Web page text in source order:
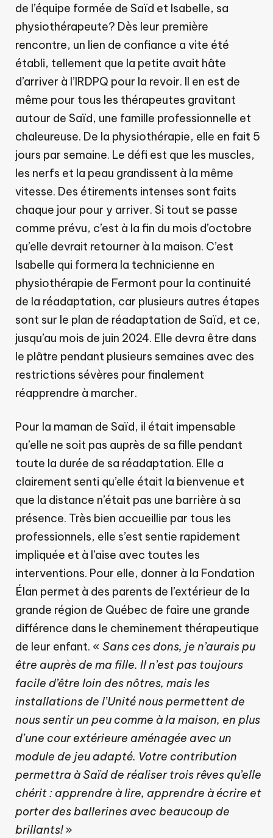
de l’équipe formée de Saïd et Isabelle, sa
physiothérapeute? Dès leur première
rencontre, un lien de confiance a vite été
établi, tellement que la petite avait hâte
d’arriver à l’IRDPQ pour la revoir. Il en est de
même pour tous les thérapeutes gravitant
autour de Saïd, une famille professionnelle et
chaleureuse. De la physiothérapie, elle en fait 5
jours par semaine. Le défi est que les muscles,
les nerfs et la peau grandissent à la même
vitesse. Des étirements intenses sont faits
chaque jour pour y arriver. Si tout se passe
comme prévu, c’est à la fin du mois d’octobre
qu’elle devrait retourner à la maison. C’est
Isabelle qui formera la technicienne en
physiothérapie de Fermont pour la continuité
de la réadaptation, car plusieurs autres étapes
sont sur le plan de réadaptation de Saïd, et ce,
jusqu’au mois de juin 2024. Elle devra être dans
le plâtre pendant plusieurs semaines avec des
restrictions sévères pour finalement
réapprendre à marcher.
Pour la maman de Saïd, il était impensable
qu’elle ne soit pas auprès de sa fille pendant
toute la durée de sa réadaptation. Elle a
clairement senti qu’elle était la bienvenue et
que la distance n’était pas une barrière à sa
présence. Très bien accueillie par tous les
professionnels, elle s’est sentie rapidement
impliquée et à l’aise avec toutes les
interventions. Pour elle, donner à la Fondation
Élan permet à des parents de l’extérieur de la
grande région de Québec de faire une grande
différence dans le cheminement thérapeutique
de leur enfant. « Sans ces dons, je n’aurais pu
être auprès de ma fille. Il n’est pas toujours
facile d’être loin des nôtres, mais les
installations de l’Unité nous permettent de
nous sentir un peu comme à la maison, en plus
d’une cour extérieure aménagée avec un
module de jeu adapté. Votre contribution
permettra à Saïd de réaliser trois rêves qu’elle
chérit : apprendre à lire, apprendre à écrire et
porter des ballerines avec beaucoup de
brillants!»